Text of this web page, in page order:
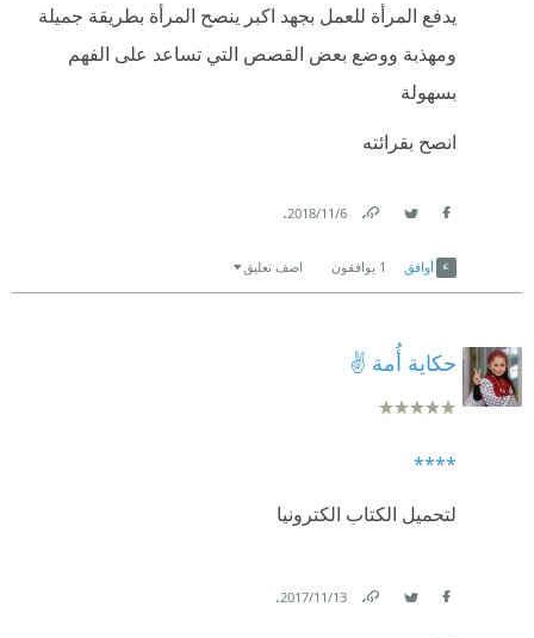
يدفع المرأة للعمل بجهد اكبر ينصح المرأة بطريقة جميلة
ومهذبة ووضع بعض القصص التي تساعد على الفهم
بسهولة
انصح بقرائته
6‏/11‏/2018
.
أوافق 1 يوافقون اضف تعليق
حكاية أُمة ✌
****
لتحميل الكتاب الكترونيا
13‏/11‏/2017
.